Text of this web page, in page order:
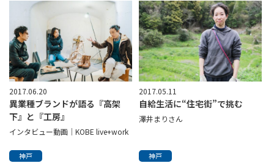
2017.06.20
異業種ブランドが語る『高架
下』と『工房』
インタビュー動画│KOBE live+work
2017.05.11
自給生活に“住宅街”で挑む
澤井まりさん
神戸 神戸